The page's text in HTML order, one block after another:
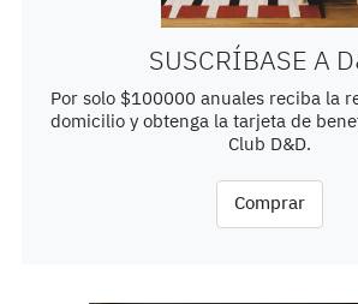
SUSCRÍBASE A
Por solo $100000 anuales reciba la
domicilio y obtenga la tarjeta de
Club D&D.
Comprar